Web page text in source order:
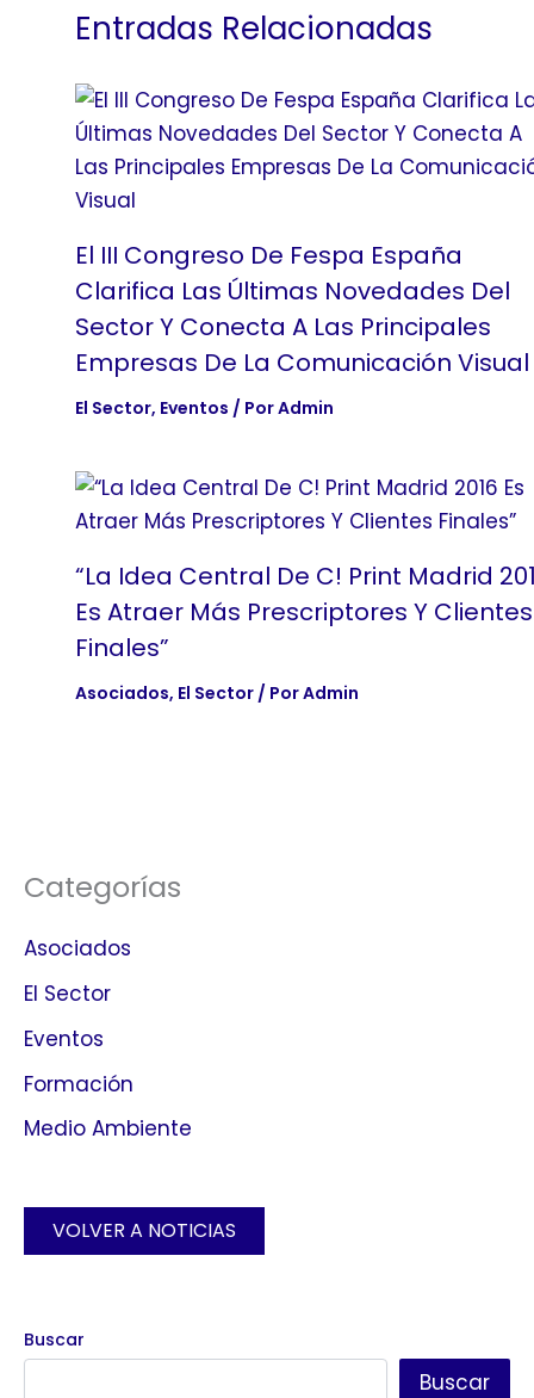
Entradas Relacionadas
El III Congreso De Fespa España
Clarifica Las Últimas Novedades Del
Sector Y Conecta A Las Principales
Empresas De La Comunicación Visual
El Sector, Eventos / PorAdmin
“La Idea Central De C! Print Madrid
Es Atraer Más Prescriptores Y Clientes
Finales”
Asociados, El Sector/ PorAdmin
Categorías
Asociados
El Sector
Eventos
Formación
Medio Ambiente
VOLVER A NOTICIAS
Buscar
Buscar